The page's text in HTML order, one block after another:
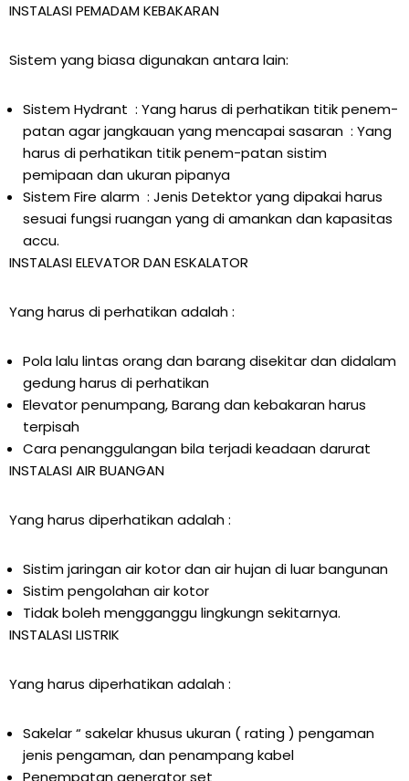
INSTALASI PEMADAM KEBAKARAN
Sistem yang biasa digunakan antara lain:
Sistem Hydrant : Yang harus di perhatikan titik penem-
patan agar jangkauan yang mencapai sasaran : Yang
harus di perhatikan titik penem-patan sistim
pemipaan dan ukuran pipanya
Sistem Fire alarm : Jenis Detektor yang dipakai harus
sesuai fungsi ruangan yang di amankan dan kapasitas
accu.
INSTALASI ELEVATOR DAN ESKALATOR
Yang harus di perhatikan adalah :
Pola lalu lintas orang dan barang disekitar dan didalam
gedung harus di perhatikan
Elevator penumpang, Barang dan kebakaran harus
terpisah
Cara penanggulangan bila terjadi keadaan darurat
INSTALASI AIR BUANGAN
Yang harus diperhatikan adalah :
Sistim jaringan air kotor dan air hujan di luar bangunan
Sistim pengolahan air kotor
Tidak boleh mengganggu lingkungn sekitarnya.
INSTALASI LISTRIK
Yang harus diperhatikan adalah :
Sakelar “ sakelar khusus ukuran ( rating ) pengaman
jenis pengaman, dan penampang kabel
Penempatan generator set